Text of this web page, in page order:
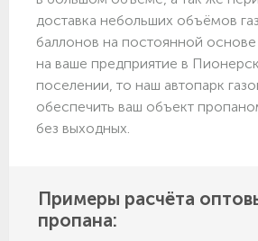
доставка небольших объёмов
баллонов на постоянной
на ваше предприятие в
поселении, то наш автопарк
обеспечить ваш объект
без выходных.
Примеры расчёта
пропана: